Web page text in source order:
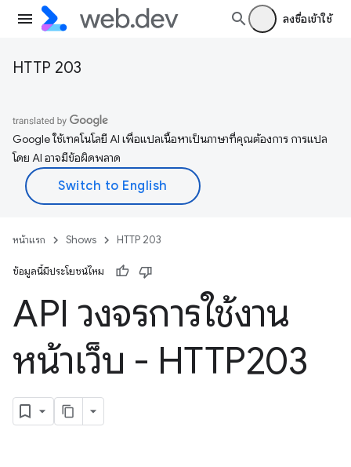
ลงชื่อเข้าใช้
HTTP 203
Google ใช้เทคโนโลยี AI เพื่อแปลเนื้อหาเป็นภาษาที่คุณต้องการ การแปล
โดย AI อาจมีข้อผิดพลาด
หน้าแรก Shows HTTP 203
ข้อมูลนี้มีประโยชน์ไหม
API วงจรการใช้งาน
หน้าเว็บ - HTTP203